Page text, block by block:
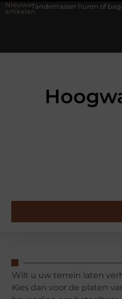
Nieuwe
artikelen
huren of bagagewagen
Wilt u uw terrein laten
Kies dan voor de platen